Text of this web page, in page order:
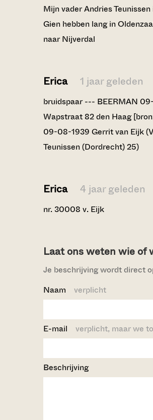
Mijn vader Andries
Gien hebben lang in
naar Nijverdal
Erica 1 jaar geleden
bruidspaar --- BEERMAN
Wapstraat 82 den Haag
09-08-1939 Gerrit van Eijk
Teunissen (Dordrecht) 25)
Erica 4 jaar geleden
nr. 30008 v. Eijk
Laat ons weten wie of
Je beschrijving wordt direct
Naam verplicht
E-mail verplicht, maar we
Beschrijving